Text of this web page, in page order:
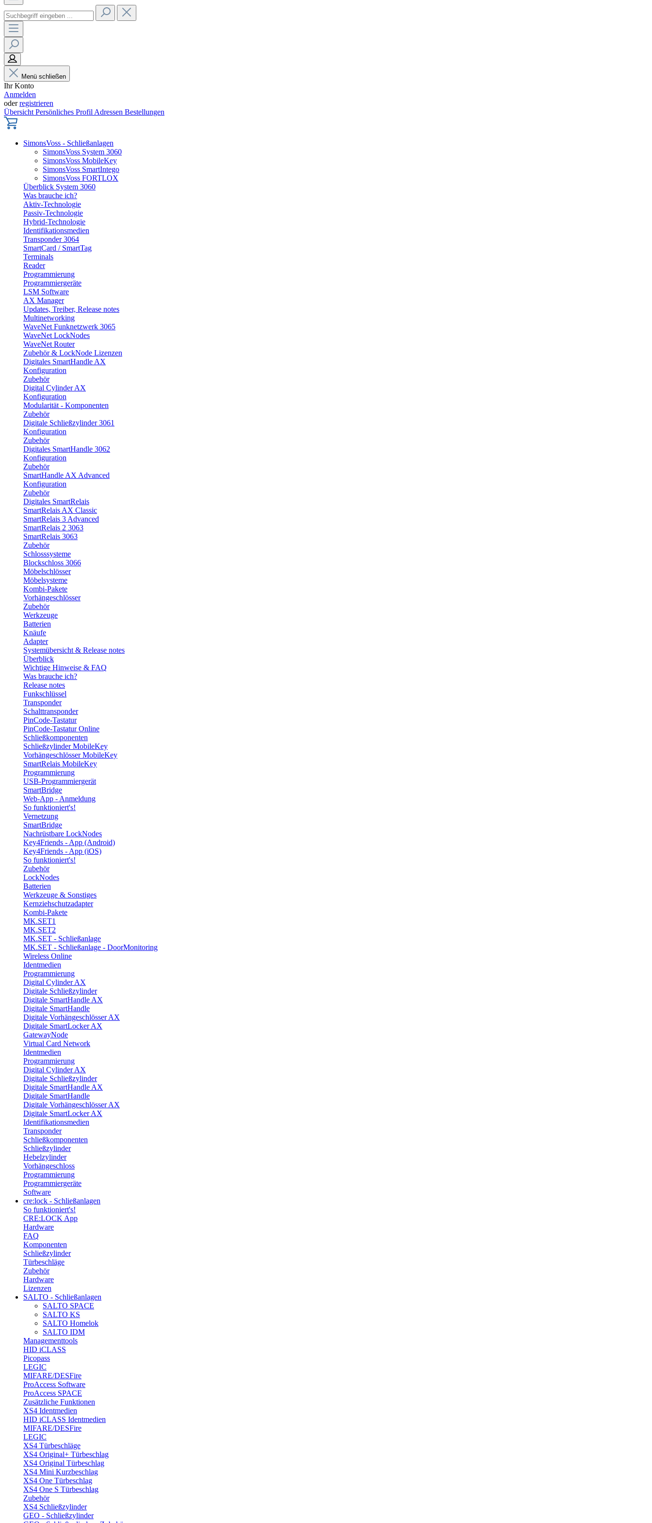
Menü schließen
Ihr Konto
Anmelden
oderregistrieren
Übersicht Persönliches Profil Adressen Bestellungen
SimonsVoss - Schließanlagen
SimonsVoss System 3060
SimonsVoss MobileKey
SimonsVoss SmartIntego
SimonsVoss FORTLOX
Überblick System 3060
Was brauche ich?
Aktiv-Technologie
Passiv-Technologie
Hybrid-Technologie
Identifikationsmedien
Transponder 3064
SmartCard / SmartTag
Terminals
Reader
Programmierung
Programmiergeräte
LSM Software
AX Manager
Updates, Treiber, Release notes
Multinetworking
WaveNet Funknetzwerk 3065
WaveNet LockNodes
WaveNet Router
Zubehör & LockNode Lizenzen
Digitales SmartHandle AX
Konfiguration
Zubehör
Digital Cylinder AX
Konfiguration
Modularität - Komponenten
Zubehör
Digitale Schließzylinder 3061
Konfiguration
Zubehör
Digitales SmartHandle 3062
Konfiguration
Zubehör
SmartHandle AX Advanced
Konfiguration
Zubehör
Digitales SmartRelais
SmartRelais AX Classic
SmartRelais 3 Advanced
SmartRelais 2 3063
SmartRelais 3063
Zubehör
Schlosssysteme
Blockschloss 3066
Möbelschlösser
Möbelsysteme
Kombi-Pakete
Vorhängeschlösser
Zubehör
Werkzeuge
Batterien
Knäufe
Adapter
Systemübersicht & Release notes
Überblick
Wichtige Hinweise & FAQ
Was brauche ich?
Release notes
Funkschlüssel
Transponder
Schalttransponder
PinCode-Tastatur
PinCode-Tastatur Online
Schließkomponenten
Schließzylinder MobileKey
Vorhängeschlösser MobileKey
SmartRelais MobileKey
Programmierung
USB-Programmiergerät
SmartBridge
Web-App - Anmeldung
So funktioniert's!
Vernetzung
SmartBridge
Nachrüstbare LockNodes
Key4Friends - App (Android)
Key4Friends - App (iOS)
So funktioniert's!
Zubehör
LockNodes
Batterien
Werkzeuge & Sonstiges
Kernziehschutzadapter
Kombi-Pakete
MK.SET1
MK.SET2
MK.SET - Schließanlage
MK.SET - Schließanlage - DoorMonitoring
Wireless Online
Identmedien
Programmierung
Digital Cylinder AX
Digitale Schließzylinder
Digitale SmartHandle AX
Digitale SmartHandle
Digitale Vorhängeschlösser AX
Digitale SmartLocker AX
GatewayNode
Virtual Card Network
Identmedien
Programmierung
Digital Cylinder AX
Digitale Schließzylinder
Digitale SmartHandle AX
Digitale SmartHandle
Digitale Vorhängeschlösser AX
Digitale SmartLocker AX
Identifikationsmedien
Transponder
Schließkomponenten
Schließzylinder
Hebelzylinder
Vorhängeschloss
Programmierung
Programmiergeräte
Software
cre:lock - Schließanlagen
So funktioniert's!
CRE:LOCK App
Hardware
FAQ
Komponenten
Schließzylinder
Türbeschläge
Zubehör
Hardware
Lizenzen
SALTO - Schließanlagen
SALTO SPACE
SALTO KS
SALTO Homelok
SALTO IDM
Managementtools
HID iCLASS
Picopass
LEGIC
MIFARE/DESFire
ProAccess Software
ProAccess SPACE
Zusätzliche Funktionen
XS4 Identmedien
HID iCLASS Identmedien
MIFARE/DESFire
LEGIC
XS4 Türbeschläge
XS4 Original+ Türbeschlag
XS4 Original Türbeschlag
XS4 Mini Kurzbeschlag
XS4 One Türbeschlag
XS4 One S Türbeschlag
Zubehör
XS4 Schließzylinder
GEO - Schließzylinder